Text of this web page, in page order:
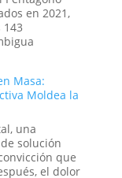
mundo
en 2021,
Masa:
Moldea la
una
solución
que
el dolor